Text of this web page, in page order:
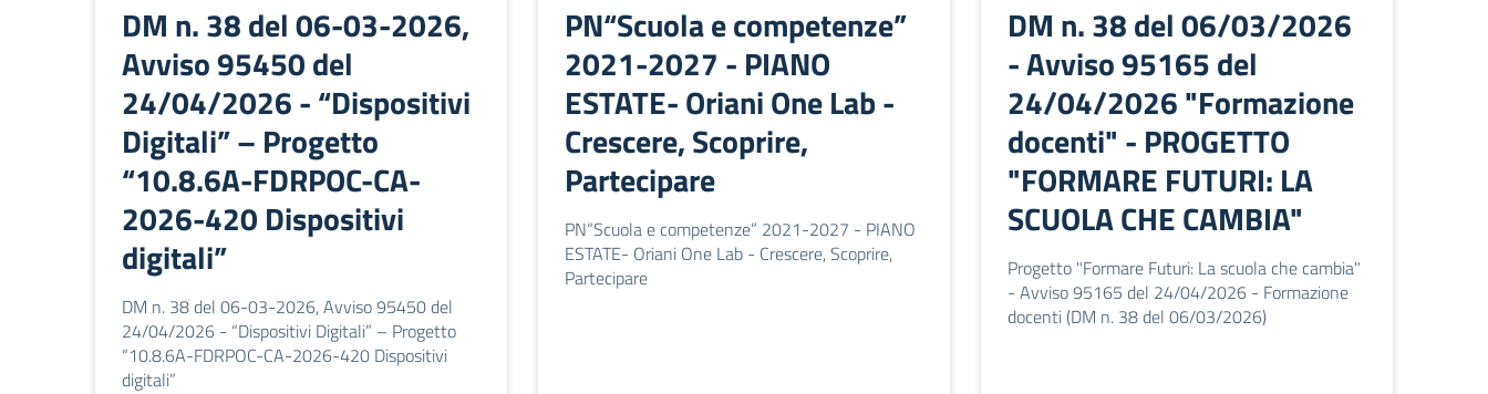
DM n. 38 del 06-03-2026,
Avviso 95450 del
24/04/2026 - “Dispositivi
Digitali” – Progetto
“10.8.6A-FDRPOC-CA-
2026-420 Dispositivi
digitali”
DM n. 38 del 06-03-2026, Avviso 95450 del
24/04/2026 - “Dispositivi Digitali” – Progetto
“10.8.6A-FDRPOC-CA-2026-420 Dispositivi
digitali”
PN“Scuola e competenze”
2021-2027 - PIANO
ESTATE- Oriani One Lab -
Crescere, Scoprire,
Partecipare
PN“Scuola e competenze” 2021-2027 - PIANO
ESTATE- Oriani One Lab - Crescere, Scoprire,
Partecipare
DM n. 38 del 06/03/2026
- Avviso 95165 del
24/04/2026 "Formazione
docenti" - PROGETTO
"FORMARE FUTURI: LA
SCUOLA CHE CAMBIA"
Progetto "Formare Futuri: La scuola che cambia"
- Avviso 95165 del 24/04/2026 - Formazione
docenti (DM n. 38 del 06/03/2026)